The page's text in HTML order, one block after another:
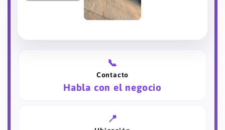
📞
Contacto
Habla con el negocio
📍